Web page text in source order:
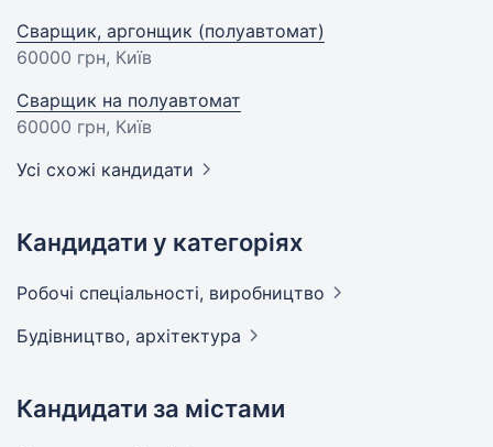
Сварщик, аргонщик (полуавтомат)
60000 грн, Київ
Сварщик на полуавтомат
60000 грн, Київ
Усі схожі кандидати
Кандидати у категоріях
Робочі спеціальності, виробництво
Будівництво, архітектура
Кандидати за містами